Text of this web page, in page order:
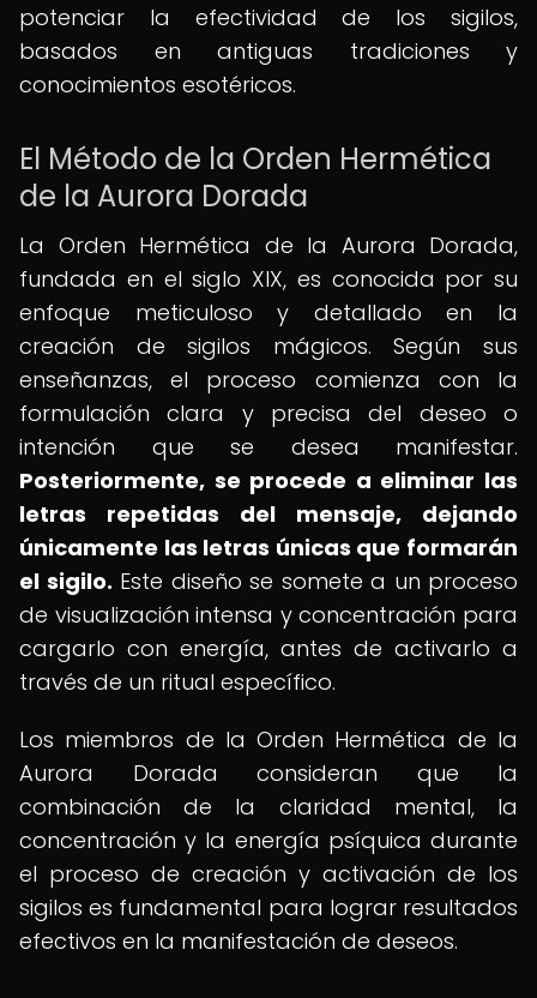
potenciar la efectividad de los sigilos,
basados en antiguas tradiciones y
conocimientos esotéricos.
El Método de la Orden Hermética
de la Aurora Dorada
La Orden Hermética de la Aurora Dorada,
fundada en el siglo XIX, es conocida por su
enfoque meticuloso y detallado en la
creación de sigilos mágicos. Según sus
enseñanzas, el proceso comienza con la
formulación clara y precisa del deseo o
intención que se desea manifestar.
Posteriormente, se procede a eliminar las
letras repetidas del mensaje, dejando
únicamente las letras únicas que formarán
el sigilo. Este diseño se somete a un proceso
de visualización intensa y concentración para
cargarlo con energía, antes de activarlo a
través de un ritual específico.
Los miembros de la Orden Hermética de la
Aurora Dorada consideran que la
combinación de la claridad mental, la
concentración y la energía psíquica durante
el proceso de creación y activación de los
sigilos es fundamental para lograr resultados
efectivos en la manifestación de deseos.